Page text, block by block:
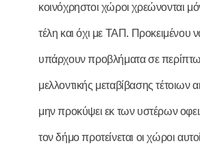
κοινόχρηστοι χώροι χρεώνονται
τέλη και όχι με ΤΑΠ. Προκειμένου
υπάρχουν προβλήματα σε
μελλοντικής μεταβίβασης τέτοιων
μην προκύψει εκ των υστέρων
τον δήμο προτείνεται οι χώροι